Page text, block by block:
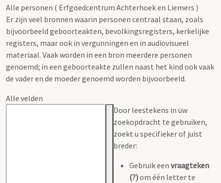
Alle personen ( Erfgoedcentrum Achterhoek en Liemers )
Er zijn veel bronnen waarin personen centraal staan, zoals
bijvoorbeeld geboorteakten, bevolkingsregisters, kerkelijke
registers, maar ook in vergunningen en in audiovisueel
materiaal. Vaak worden in een bron meerdere personen
genoemd; in een geboorteakte zullen naast het kind ook vaak
de vader en de moeder genoemd worden bijvoorbeeld.
Alle velden
Door leestekens in uw
zoekopdracht te gebruiken,
zoekt u specifieker of juist
breder:
Gebruik een vraagteken
(?)om één letter te